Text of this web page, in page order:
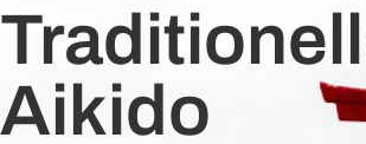
Aikido